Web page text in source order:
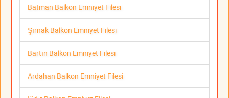
Batman Balkon Emniyet Filesi
Şırnak Balkon Emniyet Filesi
Bartın Balkon Emniyet Filesi
Ardahan Balkon Emniyet Filesi